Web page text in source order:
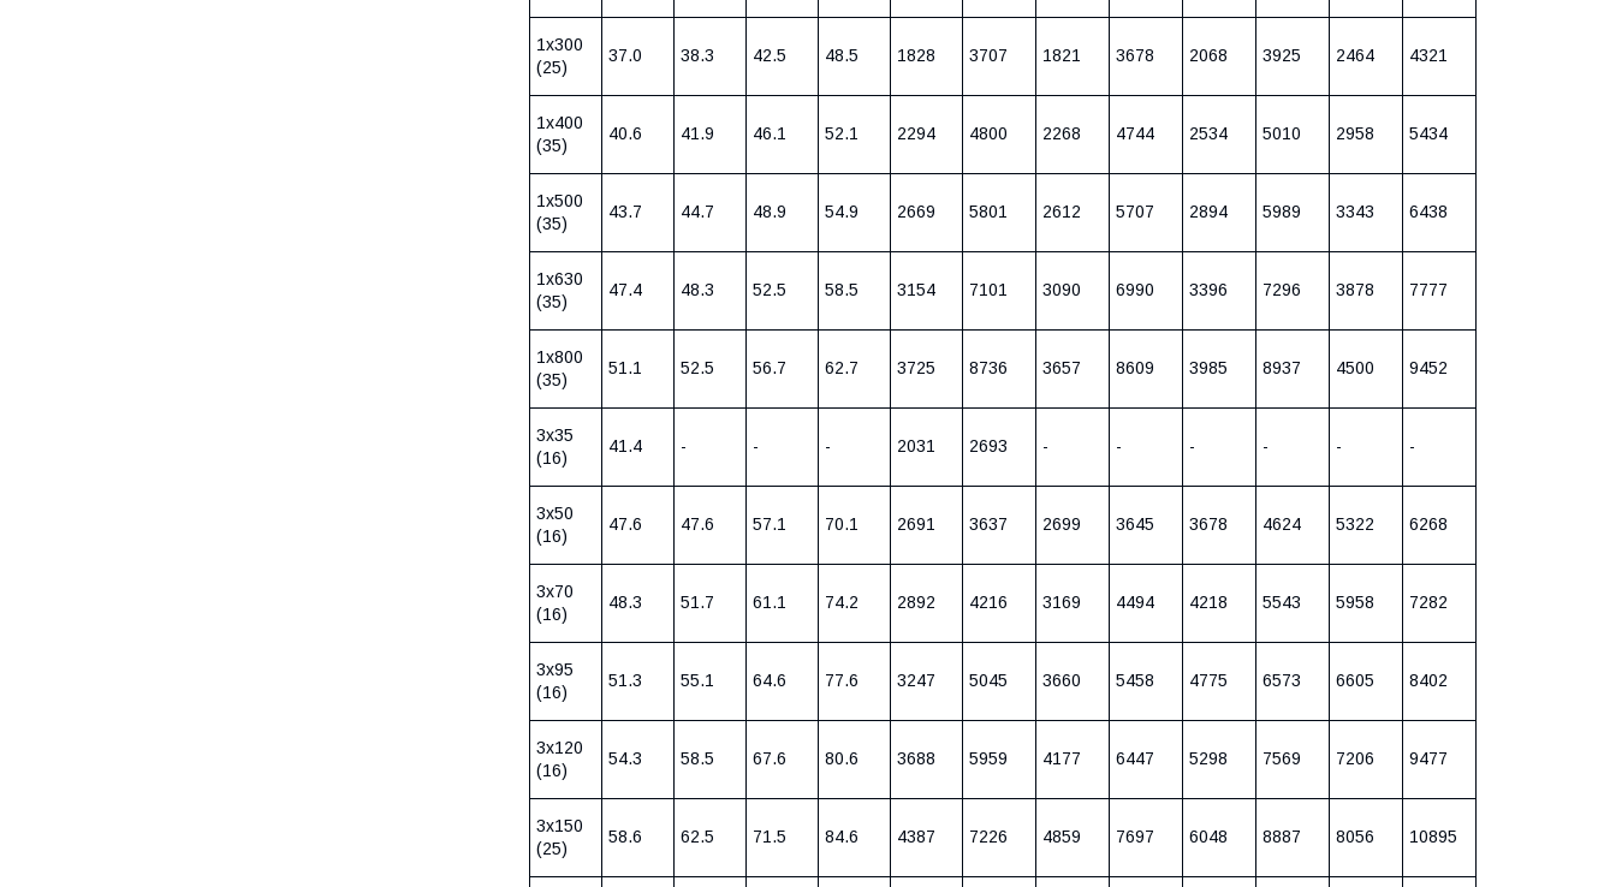
1х300
(25)
37.0 38.3 42.5 48.5 1828 3707 1821 3678 2068 3925 2464 4321
1х400
(35)
40.6 41.9 46.1 52.1 2294 4800 2268 4744 2534 5010 2958 5434
1х500
(35)
43.7 44.7 48.9 54.9 2669 5801 2612 5707 2894 5989 3343 6438
1х630
(35)
47.4 48.3 52.5 58.5 3154 7101 3090 6990 3396 7296 3878 7777
1х800
(35)
51.1 52.5 56.7 62.7 3725 8736 3657 8609 3985 8937 4500 9452
3х35
(16)
41.4 - - - 2031 2693 - - - - - -
3х50
(16)
47.6 47.6 57.1 70.1 2691 3637 2699 3645 3678 4624 5322 6268
3х70
(16)
48.3 51.7 61.1 74.2 2892 4216 3169 4494 4218 5543 5958 7282
3х95
(16)
51.3 55.1 64.6 77.6 3247 5045 3660 5458 4775 6573 6605 8402
3х120
(16)
54.3 58.5 67.6 80.6 3688 5959 4177 6447 5298 7569 7206 9477
3х150
(25)
58.6 62.5 71.5 84.6 4387 7226 4859 7697 6048 8887 8056 10895